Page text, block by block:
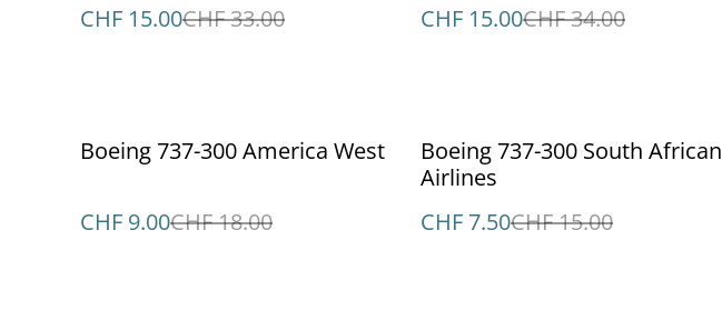
CHF 15.00CHF 33.00 CHF 15.00CHF 34.00
%
Boeing 737-300 America West
CHF 9.00CHF 18.00
%
Boeing 737-300 South African
Airlines
CHF 7.50CHF 15.00